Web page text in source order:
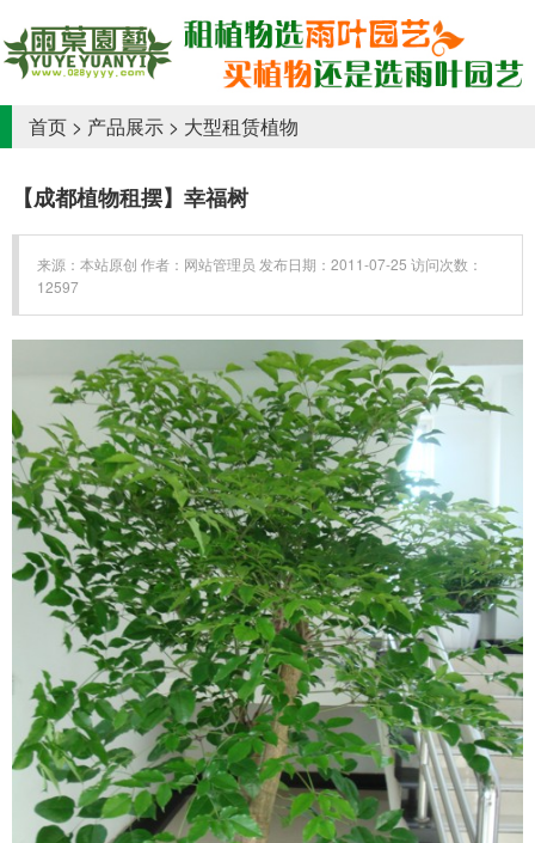
首页 > 产品展示 > 大型租赁植物
【成都植物租摆】幸福树
来源：本站原创 作者：网站管理员 发布日期：2011-07-25 访问次数：
12597